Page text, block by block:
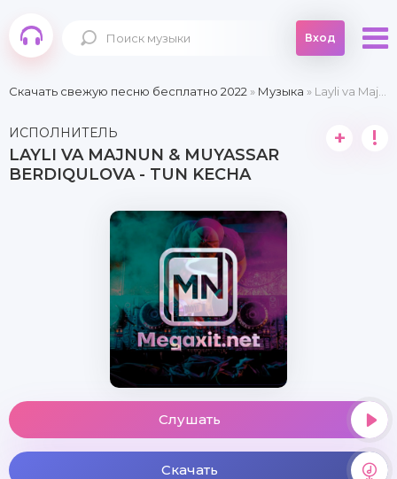
Вход
Скачать свежую песню бесплатно 2022 » Музыка » Layli va Majnun & Muyassar Berdiqulova - Tun kecha
ИСПОЛНИТЕЛЬ
LAYLI VA MAJNUN & MUYASSAR
BERDIQULOVA - TUN KECHA
+ !
Слушать
Скачать